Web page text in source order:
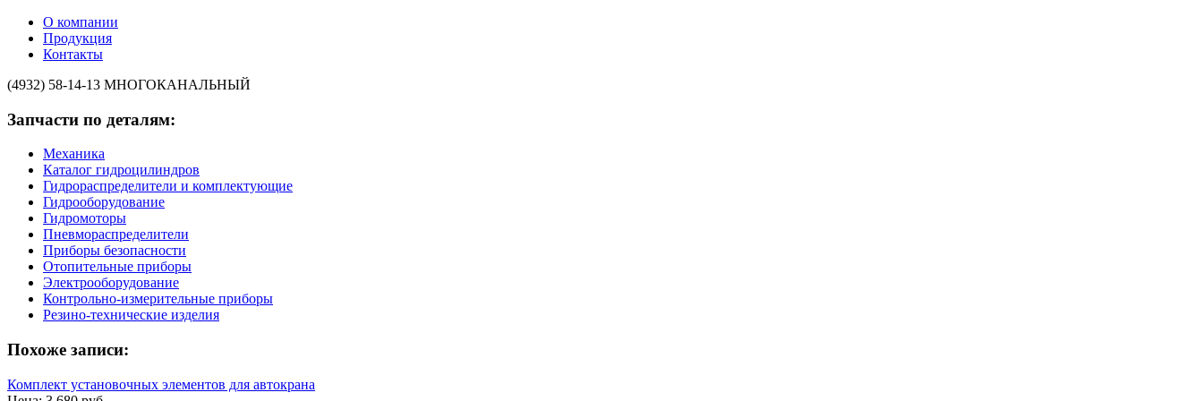
О компании
Продукция
Контакты
(4932) 58-14-13 МНОГОКАНАЛЬНЫЙ
Запчасти по деталям:
Механика
Каталог гидроцилиндров
Гидрораспределители и комплектующие
Гидрооборудование
Гидромоторы
Пневмораспределители
Приборы безопасности
Отопительные приборы
Электрооборудование
Контрольно-измерительные приборы
Резино-технические изделия
Похоже записи:
Комплект установочных элементов для автокрана